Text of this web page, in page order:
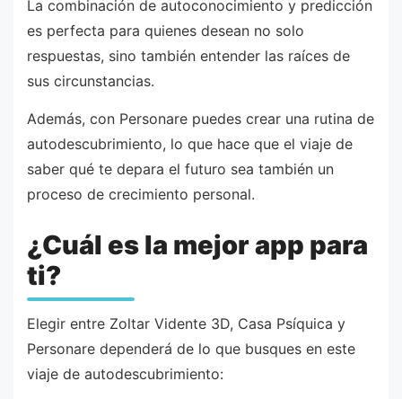
La combinación de autoconocimiento y predicción
es perfecta para quienes desean no solo
respuestas, sino también entender las raíces de
sus circunstancias.
Además, con Personare puedes crear una rutina de
autodescubrimiento, lo que hace que el viaje de
saber qué te depara el futuro sea también un
proceso de crecimiento personal.
¿Cuál es la mejor app para
ti?
Elegir entre Zoltar Vidente 3D, Casa Psíquica y
Personare dependerá de lo que busques en este
viaje de autodescubrimiento: